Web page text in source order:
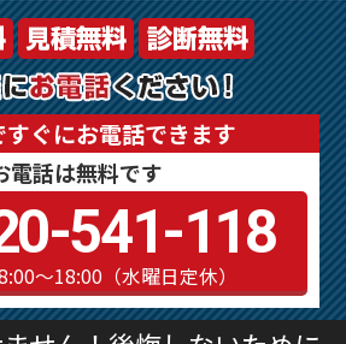
すぐにお電話できます
電話は無料です
541-118
～18:00（水曜日定休）